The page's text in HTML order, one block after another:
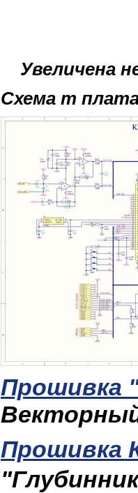
Увеличена
Схема т
Прошивка
Прошивка